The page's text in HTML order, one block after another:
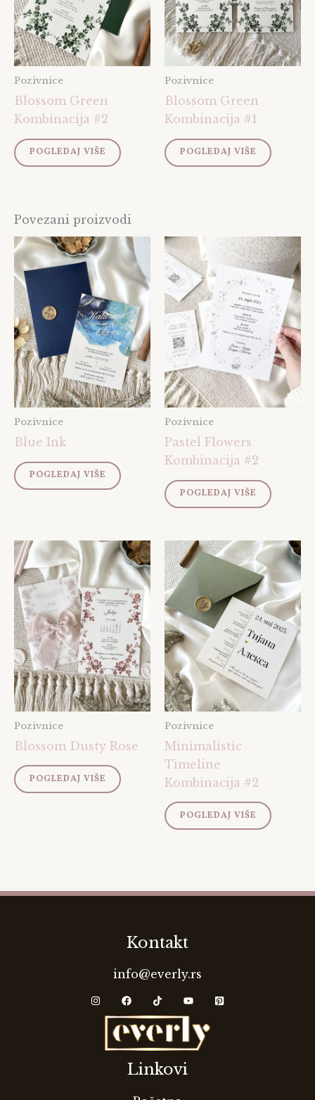
Pozivnice
Blossom Green
Kombinacija #2
POGLEDAJ VIŠE
Pozivnice
Blossom Green
Kombinacija #1
POGLEDAJ VIŠE
Povezani proizvodi
Pozivnice
Blue Ink
POGLEDAJ VIŠE
Pozivnice
Pastel Flowers
Kombinacija #2
POGLEDAJ VIŠE
Pozivnice
Blossom Dusty Rose
POGLEDAJ VIŠE
Pozivnice
Minimalistic
Timeline
Kombinacija #2
POGLEDAJ VIŠE
Kontakt
info@everly.rs
Linkovi